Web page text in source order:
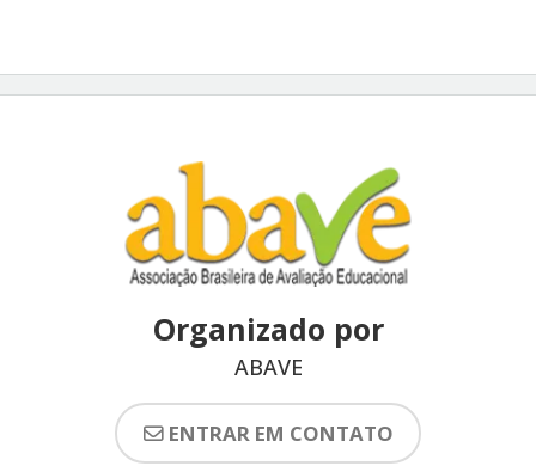
Organizado por
ABAVE
ENTRAR EM CONTATO